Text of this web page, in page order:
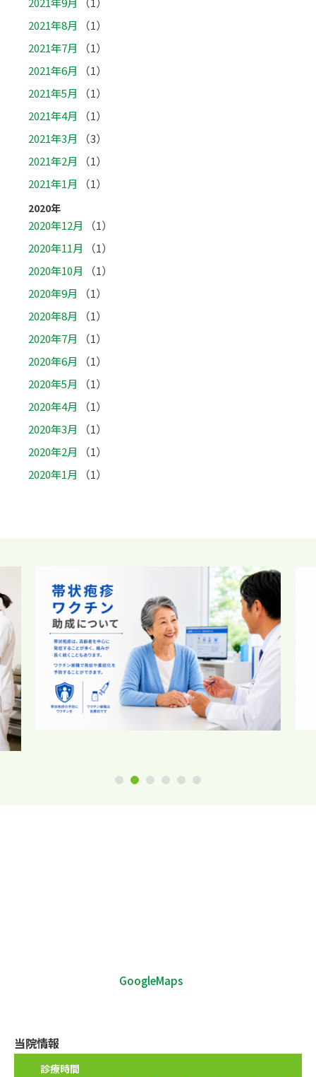
2021年8月
（1）
2021年7月
（1）
2021年6月
（1）
2021年5月
（1）
2021年4月
（1）
2021年3月
（3）
2021年2月
（1）
2021年1月
（1）
2020年
2020年12月
（1）
2020年11月
（1）
2020年10月
（1）
2020年9月
（1）
2020年8月
（1）
2020年7月
（1）
2020年6月
（1）
2020年5月
（1）
2020年4月
（1）
2020年3月
（1）
2020年2月
（1）
2020年1月
（1）
1 2 3 4 5 6
GoogleMaps
当院情報
診療時間